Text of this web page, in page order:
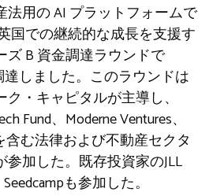
法用の AI プラットフォームで
国での継続的な成長を支援す
ズ B 資金調達ラウンドで
しました。このラウンドは
・キャピタルが主導し、
Fund、Moderne Ventures、
含む法律および不動産セクタ
加した。既存投資家のJLL
も参加した。